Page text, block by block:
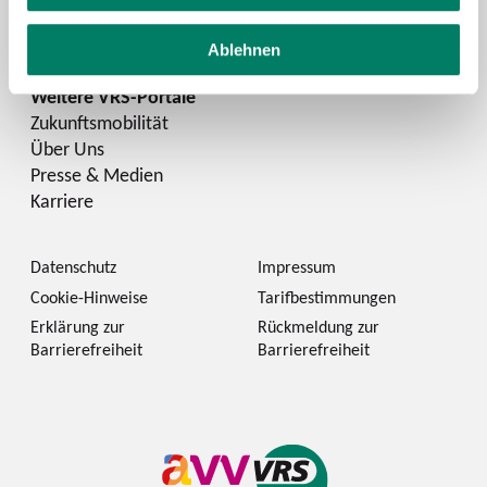
Ablehnen
LinkedIn
Zukunftsmobilität
Über Uns
Presse & Medien
Karriere
Datenschutz
Impressum
Cookie-Hinweise
Tarifbestimmungen
Erklärung zur
Barrierefreiheit
Rückmeldung zur
Barrierefreiheit